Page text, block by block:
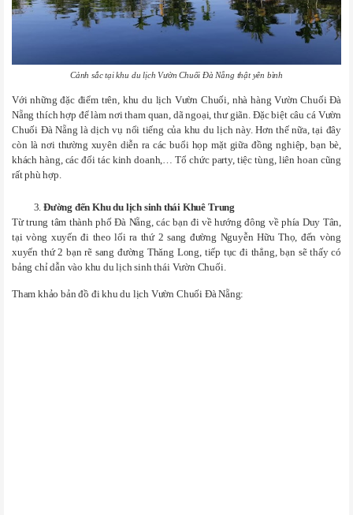
Cảnh sắc tại khu du lịch Vườn Chuối Đà Nẵng thật yên bình
Với những đặc điểm trên, khu du lịch Vườn Chuối, nhà hàng Vườn Chuối Đà
Nẵng thích hợp để làm nơi tham quan, dã ngoại, thư giãn. Đặc biệt câu cá Vườn
Chuối Đà Nẵng là dịch vụ nổi tiếng của khu du lịch này. Hơn thế nữa, tại đây
còn là nơi thường xuyên diễn ra các buổi họp mặt giữa đồng nghiệp, bạn bè,
khách hàng, các đối tác kinh doanh,… Tổ chức party, tiệc tùng, liên hoan cũng
rất phù hợp.
Đường đến Khu du lịch sinh thái Khuê Trung
Từ trung tâm thành phố Đà Nẵng, các bạn đi về hướng đông về phía Duy Tân,
tại vòng xuyến đi theo lối ra thứ 2 sang đường Nguyễn Hữu Thọ, đến vòng
xuyến thứ 2 bạn rẽ sang đường Thăng Long, tiếp tục đi thẳng, bạn sẽ thấy có
bảng chỉ dẫn vào khu du lịch sinh thái Vườn Chuối.
Tham khảo bản đồ đi khu du lịch Vườn Chuối Đà Nẵng: